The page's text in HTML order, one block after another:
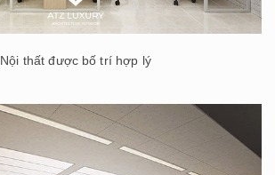
Nội thất được bố trí hợp lý